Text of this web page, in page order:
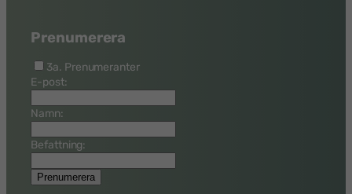
Prenumerera
3a. Prenumeranter
E-post:
Namn:
Befattning: